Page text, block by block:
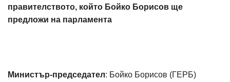
правителството, който Бойко Борисов ще
предложи на парламента
Министър-председател: Бойко Борисов (ГЕРБ)